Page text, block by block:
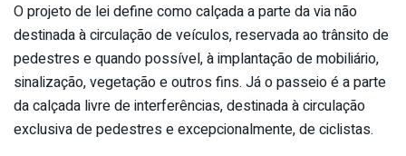
O projeto de lei define como calçada a parte da via não
destinada à circulação de veículos, reservada ao trânsito de
pedestres e quando possível, à implantação de mobiliário,
sinalização, vegetação e outros fins. Já o passeio é a parte
da calçada livre de interferências, destinada à circulação
exclusiva de pedestres e excepcionalmente, de ciclistas.